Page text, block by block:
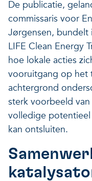
De publicatie,
commissaris voor
Jørgensen,
LIFE Clean Energy
hoe lokale acties
vooruitgang op het
achtergrond
sterk voorbeeld
volledige
kan ontsluiten.